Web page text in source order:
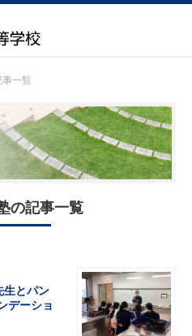
一覧
の記事一覧
生とパン
デーショ